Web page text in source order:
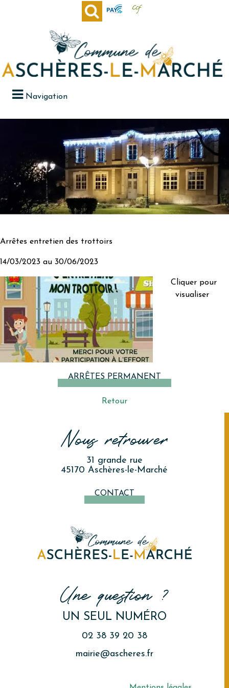
Navigation
Arrêtes entretien des trottoirs
14/03/2023 au 30/06/2023
Cliquer pour
visualiser
ARRÊTES PERMANENT
Retour
Nous retrouver
31 grande rue
45170 Aschères-le-Marché
CONTACT
Une question ?
UN SEUL NUMÉRO
02 38 39 20 38
mairie@ascheres.fr